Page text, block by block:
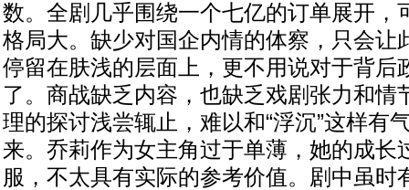
数。全剧几乎围绕一个七亿的订单展开，
格局大。缺少对国企内情的体察，只会让
停留在肤浅的层面上，更不用说对于背后
了。商战缺乏内容，也缺乏戏剧张力和情
理的探讨浅尝辄止，难以和“浮沉”这样有
来。乔莉作为女主角过于单薄，她的成长
服，不太具有实际的参考价值。剧中虽时